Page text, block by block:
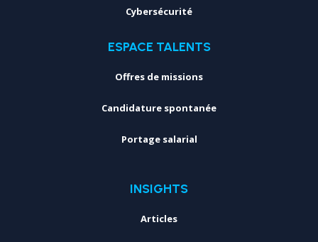
Cybersécurité
ESPACE TALENTS
Offres de missions
Candidature spontanée
Portage salarial
INSIGHTS
Articles